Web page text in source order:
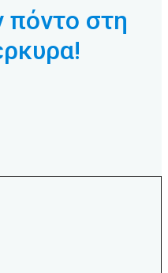
πόντο στη